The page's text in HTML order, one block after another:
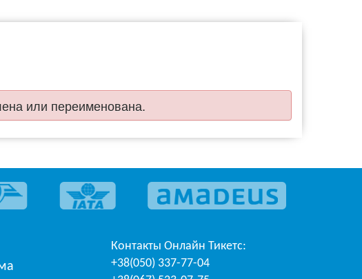
или переименована.
Контакты Онлайн Тикетс:
+38(050) 337-77-04